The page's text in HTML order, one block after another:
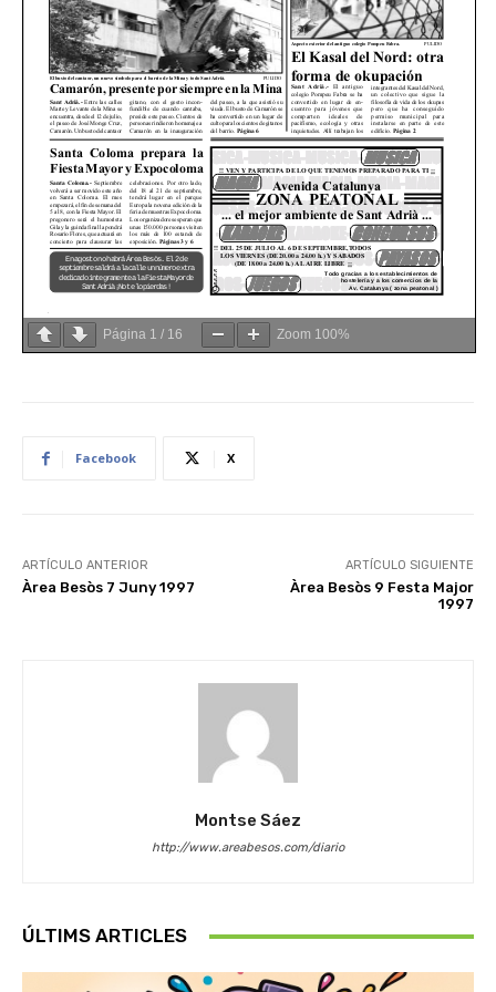
Página 1 / 16 Zoom 100%
Facebook X
ARTÍCULO ANTERIOR
Àrea Besòs 7 Juny 1997
ARTÍCULO SIGUIENTE
Àrea Besòs 9 Festa Major
1997
Montse Sáez
http://www.areabesos.com/diario
ÚLTIMS ARTICLES